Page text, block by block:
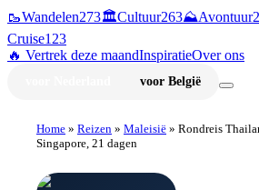
🥾Wandelen273🏛️Cultuur263⛰️Avontuur
Cruise123
🔥 Vertrek deze maandInspiratieOver ons
voor België
Home » Reizen » Maleisië » Rondreis
Singapore, 21 dagen